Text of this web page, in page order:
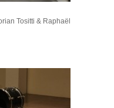
Tositti & Raphaël